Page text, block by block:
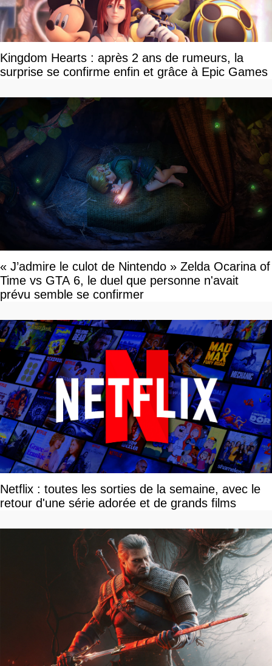
Kingdom Hearts : après 2 ans de rumeurs, la
surprise se confirme enfin et grâce à Epic Games
« J’admire le culot de Nintendo » Zelda Ocarina of
Time vs GTA 6, le duel que personne n'avait
prévu semble se confirmer
Netflix : toutes les sorties de la semaine, avec le
retour d'une série adorée et de grands films